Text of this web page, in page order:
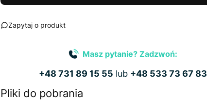
Zapytaj o produkt
Masz pytanie? Zadzwoń:
+48 731 89 15 55 lub +48 533 73 67 83
Pliki do pobrania